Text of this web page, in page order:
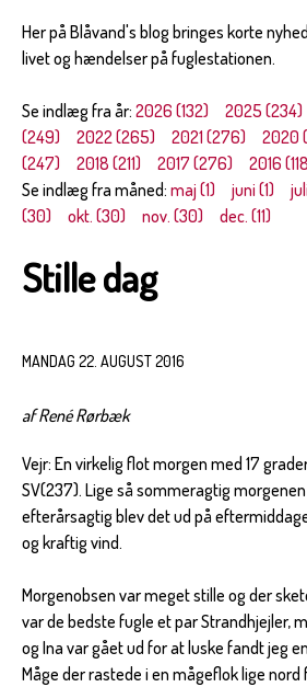
Her på Blåvand's blog bringes korte
livet og hændelser på fuglestationen.
Se indlæg fra år: 2026 (132) 2025 (234)
(249)
2022 (265) 2021 (276) 2020
(247)
2018 (211) 2017 (276) 2016
Se indlæg fra måned: maj (1) juni (1)
(30)
okt. (30) nov. (30) dec. (11)
Stille dag
MANDAG 22. AUGUST 2016
af René Rørbæk
Vejr: En virkelig flot morgen med 17
SV(237). Lige så sommeragtig
efterårsagtig blev det ud på
og kraftig vind.
Morgenobsen var meget stille og der
var de bedste fugle et par Strandhjejler,
og Ina var gået ud for at luske fandt jeg
Måge der rastede i en mågeflok lige